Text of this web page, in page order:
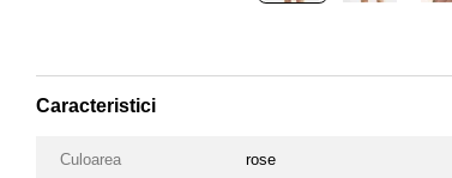
Caracteristici
Culoarea rose